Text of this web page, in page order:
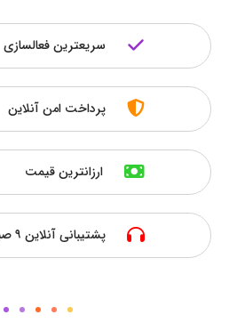
سریعترین فعالسازی
پرداخت امن آنلاین
ارزانترین قیمت
پشتیبانی آنلاین ۹ صبح تا ۱۲ شب